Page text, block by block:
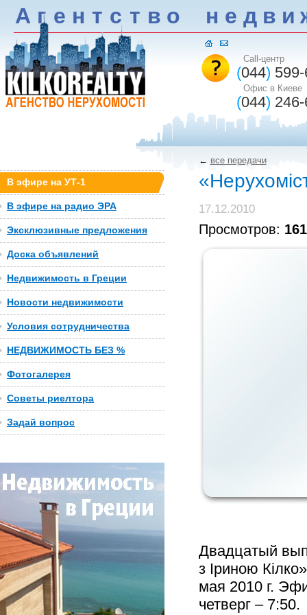
А г е н т c т в о н е д в и
Call-центр
(044)
Офис в Киеве
(044)
В эфире на УТ-1
В эфире на радио ЭРА
Эксклюзивные предложения
Доска объявлений
Недвижимость в Греции
Новости недвижимости
Условия сотрудничества
НЕДВИЖИМОСТЬ БЕЗ %
Фотогалерея
Советы риелтора
Задай вопрос
← все передачи
17.12.2010
Просмотров: 161
Двадцатый
з Іриною
мая 2010 г.
четверг – 7:50.